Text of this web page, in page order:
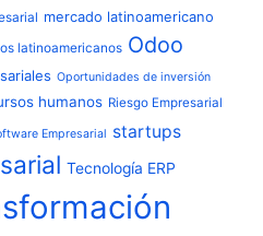
mercado latinoamericano
latinoamericanos Odoo
Oportunidades de inversión
humanos Riesgo Empresarial
Empresarial startups
Tecnología ERP